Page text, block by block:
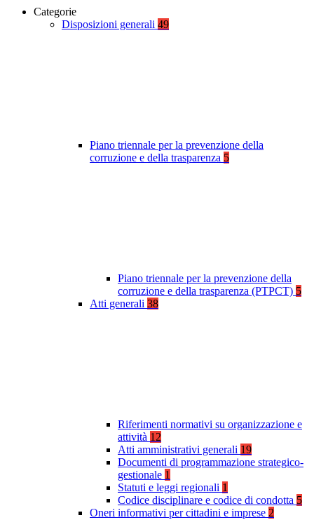
Categorie
Disposizioni generali 49
Piano triennale per la prevenzione della
corruzione e della trasparenza 5
Piano triennale per la prevenzione della
corruzione e della trasparenza (PTPCT) 5
Atti generali 38
Riferimenti normativi su organizzazione e
attività 12
Atti amministrativi generali 19
Documenti di programmazione strategico-
gestionale 1
Statuti e leggi regionali 1
Codice disciplinare e codice di condotta 5
Oneri informativi per cittadini e imprese 2